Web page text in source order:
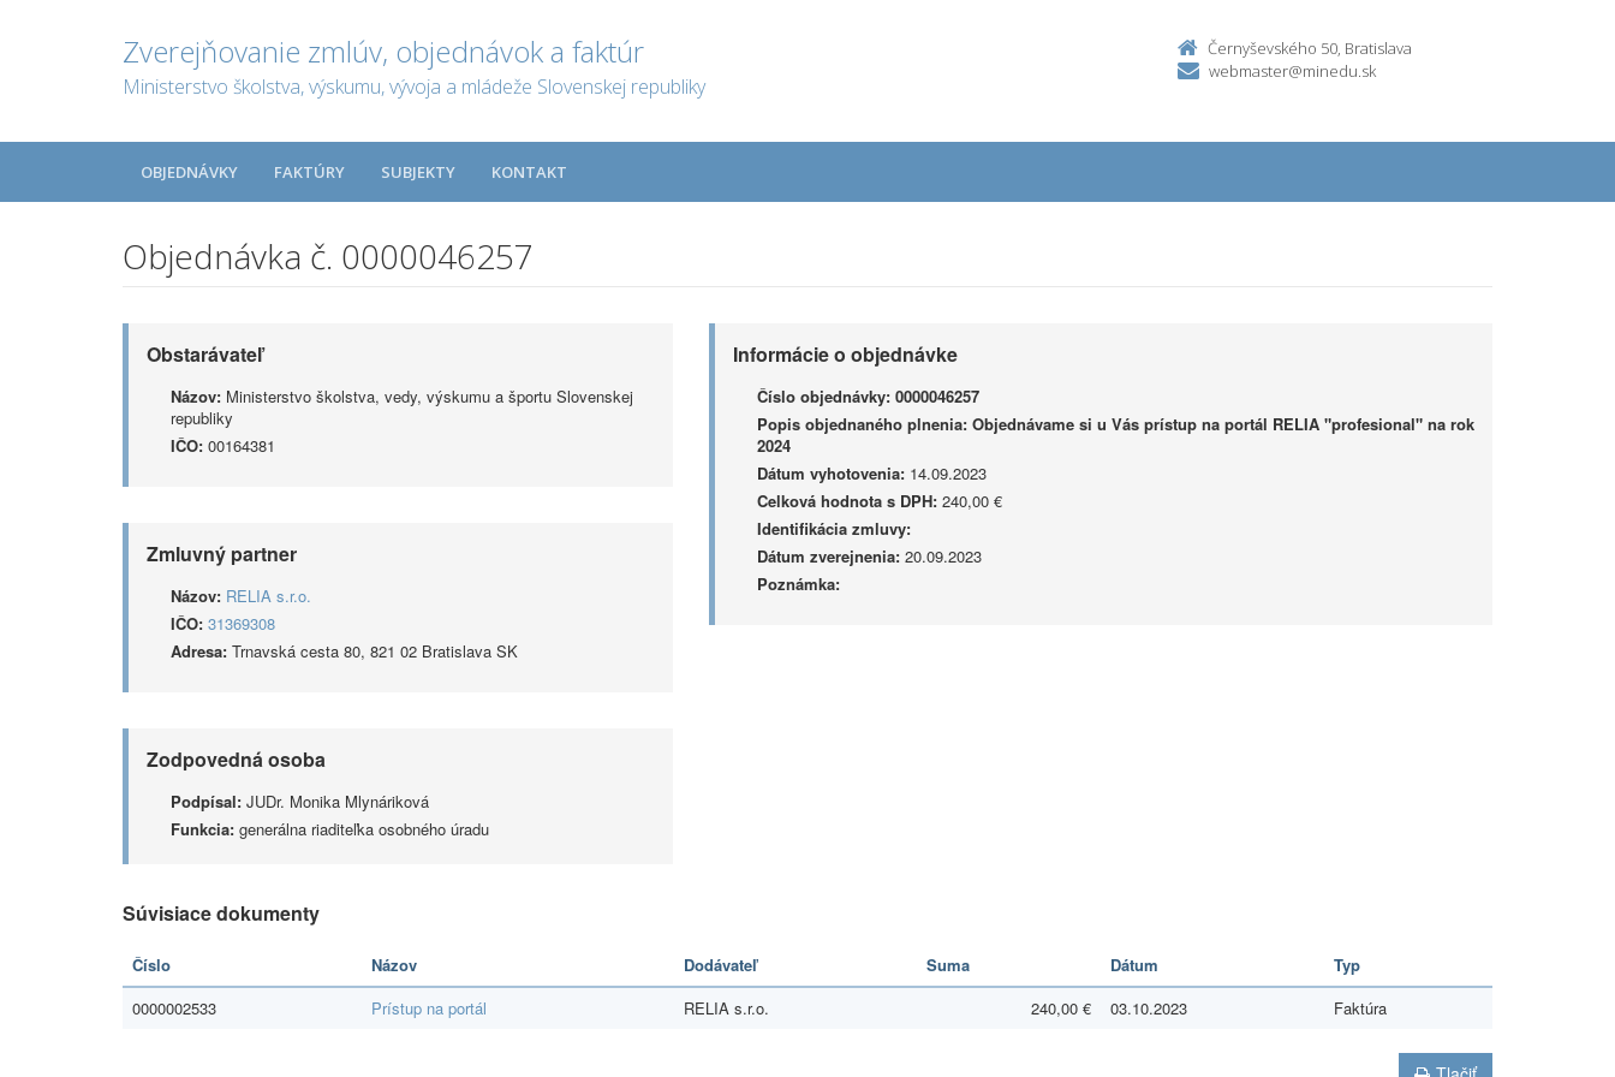
Zverejňovanie zmlúv, objednávok a faktúr
Ministerstvo školstva, výskumu, vývoja a mládeže Slovenskej republiky
Černyševského 50, Bratislava
webmaster@minedu.sk
OBJEDNÁVKY FAKTÚRY SUBJEKTY KONTAKT
Objednávka č. 0000046257
Obstarávateľ
Názov: Ministerstvo školstva, vedy, výskumu a športu Slovenskej
republiky
IČO: 00164381
Zmluvný partner
Názov: RELIA s.r.o.
IČO: 31369308
Adresa: Trnavská cesta 80, 821 02 Bratislava SK
Zodpovedná osoba
Podpísal: JUDr. Monika Mlynáriková
Funkcia: generálna riaditeľka osobného úradu
Informácie o objednávke
Číslo objednávky: 0000046257
Popis objednaného plnenia: Objednávame si u Vás prístup na portál RELIA "profesional" na rok
2024
Dátum vyhotovenia:14.09.2023
Celková hodnota s DPH:240,00 €
Identifikácia zmluvy:
Dátum zverejnenia:20.09.2023
Poznámka:
Súvisiace dokumenty
Číslo Názov Dodávateľ Suma Dátum
Typ
0000002533
Prístup na portál RELIA s.r.o. 240,00 € 03.10.2023 Faktúra